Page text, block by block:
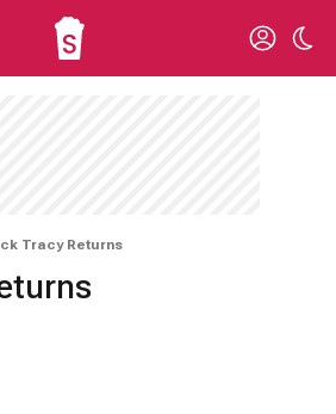
Tracy Returns